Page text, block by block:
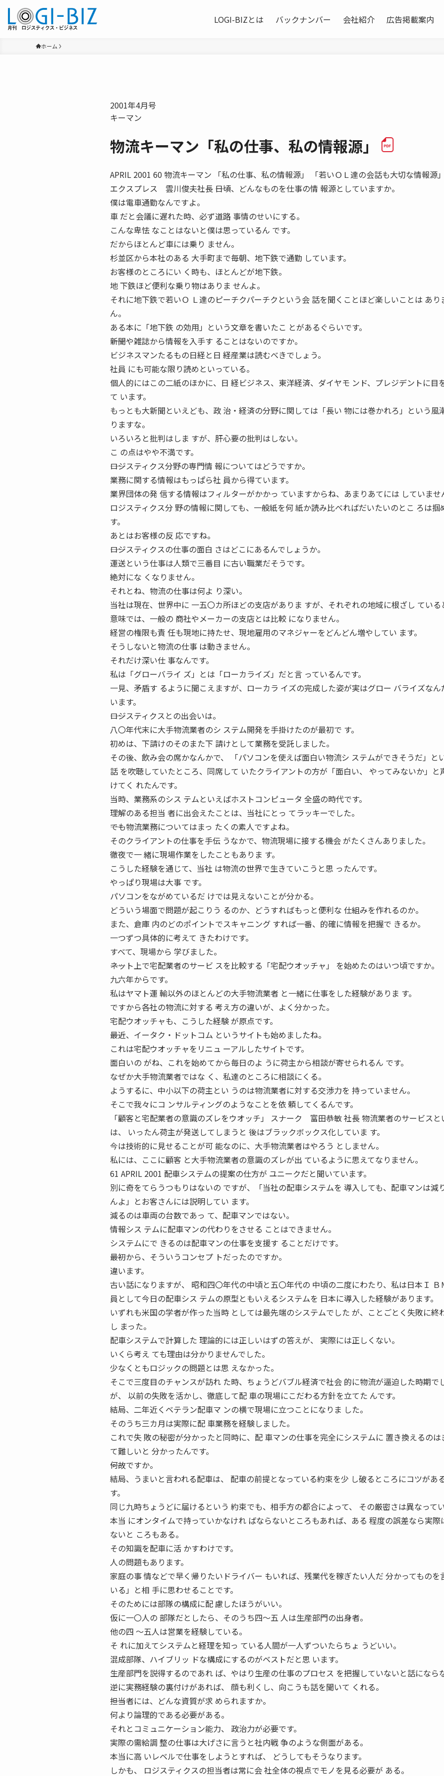
LOGI-BIZとは バックナンバー 会社紹介 広告掲載案内
ホーム
2001年4月号
キーマン
物流キーマン「私の仕事、私の情報源」
APRIL 2001 60 物流キーマン 「私の仕事、私の情報源」 「若いＯＬ達の会話も大切な情報源
エクスプレス 雲川俊夫社長 ――日頃、どんなものを仕事の情 報源としていますか。
僕は電車通勤なんですよ。
車 だと会議に遅れた時、必ず道路 事情のせいにする。
こんな卑怯 なことはないと僕は思っているん です。
だからほとんど車には乗り ません。
杉並区から本社のある 大手町まで毎朝、地下鉄で通勤 しています。
お客様のところにい く時も、ほとんどが地下鉄。
地 下鉄ほど便利な乗り物はありま せんよ。
それに地下鉄で若いＯ Ｌ達のピーチクパーチクという会 話を聞くことほど楽しいことは あり
ん。
ある本に「地下鉄 の効用」という文章を書いたこ とがあるぐらいです。
――新聞や雑誌から情報を入手す ることはないのですか。
ビジネスマンたるもの日経と日 経産業は読むべきでしょう。
社員 にも可能な限り読めといっている。
個人的にはこの二紙のほかに、日 経ビジネス、東洋経済、ダイヤモ ンド、プレジデントに目
て います。
もっとも大新聞といえども、政 治・経済の分野に関しては「長い 物には巻かれろ」という風
りますな。
いろいろと批判はしま すが、肝心要の批判はしない。
こ の点はやや不満です。
――ロジスティクス分野の専門情 報についてはどうですか。
業務に関する情報はもっぱら社 員から得ています。
業界団体の発 信する情報はフィルターがかかっ ていますからね、あまりあてには していませ
ロジスティクス分 野の情報に関しても、一般紙を何 紙か読み比べればだいたいのとこ ろは掴
す。
あとはお客様の反 応ですね。
――ロジスティクスの仕事の面白 さはどこにあるんでしょうか。
運送という仕事は人類で三番目 に古い職業だそうです。
絶対にな くなりません。
それとね、物流の仕事は何よ り深い。
当社は現在、世界中に 一五〇カ所ほどの支店がありま すが、それぞれの地域に根ざし ている
意味では、一般の 商社やメーカーの支店とは比較 になりません。
経営の権限も責 任も現地に持たせ、現地雇用のマネジャーをどんどん増やしてい ます。
そうしないと物流の仕事 は動きません。
それだけ深い仕 事なんです。
私は「グローバライ ズ」とは「ローカライズ」だと言 っているんです。
一見、矛盾す るように聞こえますが、ローカラ イズの完成した姿が実はグロー バライズなん
います。
――ロジスティクスとの出会いは。
八〇年代末に大手物流業者のシ ステム開発を手掛けたのが最初で す。
初めは、下請けのそのまた下 請けとして業務を受託しました。
その後、飲み会の席かなんかで、 「パソコンを使えば面白い物流シ ステムができそうだ」と
話 を吹聴していたところ、同席して いたクライアントの方が「面白い、 やってみないか」と
けてく れたんです。
当時、業務系のシス テムといえばホストコンピュータ 全盛の時代です。
理解のある担当 者に出会えたことは、当社にとっ てラッキーでした。
――でも物流業務についてはまっ たくの素人ですよね。
そのクライアントの仕事を手伝 うなかで、物流現場に接する機会 がたくさんありました。
徹夜で一 緒に現場作業をしたこともありま す。
こうした経験を通じて、当社 は物流の世界で生きていこうと思 ったんです。
やっぱり現場は大事 です。
パソコンをながめているだ けでは見えないことが分かる。
どういう場面で問題が起こりう るのか、どうすればもっと便利な 仕組みを作れるのか。
また、倉庫 内のどのポイントでスキャニング すれば一番、的確に情報を把握で きるか。
一つずつ具体的に考えて きたわけです。
すべて、現場から 学びました。
――ネット上で宅配業者のサービ スを比較する「宅配ウオッチャ」 を始めたのはいつ頃ですか。
九六年からです。
私はヤマト運 輸以外のほとんどの大手物流業者 と一緒に仕事をした経験がありま す。
ですから各社の物流に対する 考え方の違いが、よく分かった。
宅配ウオッチャも、こうした経験 が原点です。
――最近、イータク・ドットコム というサイトも始めましたね。
これは宅配ウオッチャをリニュ ーアルしたサイトです。
面白いの がね、これを始めてから毎日のよ うに荷主から相談が寄せられるん です。
なぜか大手物流業者ではな く、私達のところに相談にくる。
ようするに、中小以下の荷主とい うのは物流業者に対する交渉力を 持っていません。
そこで我々にコ ンサルティングのようなことを依 頼してくるんです。
「顧客と宅配業者の意識のズレをウオッチ」 スナーク 富田恭敏 社長 物流業者のサービスと
は、 いったん荷主が発送してしまうと 後はブラックボックス化していま す。
今は技術的に見せることが可 能なのに、大手物流業者はやろう としません。
私には、ここに顧客 と大手物流業者の意識のズレが出 ているように思えてなりません。
61 APRIL 2001 ――配車システムの提案の仕方が ユニークだと聞いています。
別に奇をてらうつもりはないの ですが、「当社の配車システムを 導入しても、配車マンは減
んよ」とお客さんには説明してい ます。
減るのは車両の台数であっ て、配車マンではない。
情報シス テムに配車マンの代わりをさせる ことはできません。
システムにで きるのは配車マンの仕事を支援す ることだけです。
――最初から、そういうコンセプ トだったのですか。
違います。
古い話になりますが、 昭和四〇年代の中頃と五〇年代の 中頃の二度にわたり、私は日本Ｉ Ｂ
員として今日の配車シス テムの原型ともいえるシステムを 日本に導入した経験があります。
いずれも米国の学者が作った当時 としては最先端のシステムでした が、ことごとく失敗に終
し まった。
配車システムで計算した 理論的には正しいはずの答えが、 実際には正しくない。
いくら考え ても理由は分かりませんでした。
少なくともロジックの問題とは思 えなかった。
そこで三度目のチャンスが訪れ た時、ちょうどバブル経済で社会 的に物流が逼迫した時期で
が、 以前の失敗を活かし、徹底して配 車の現場にこだわる方針を立てた んです。
結局、二年近くベテラン配車マ ンの横で現場に立つことになりま した。
そのうち三カ月は実際に配 車業務を経験しました。
これで失 敗の秘密が分かったと同時に、配 車マンの仕事を完全にシステムに 置き換えるのは
て難しいと 分かったんです。
――何故ですか。
結局、うまいと言われる配車は、 配車の前提となっている約束を少 し破るところにコツがあ
す。
同じ九時ちょうどに届けるという 約束でも、相手方の都合によって、 その厳密さは異なってい
本当 にオンタイムで持っていかなけれ ばならないところもあれば、ある 程度の誤差なら実際
ないと ころもある。
その知識を配車に活 かすわけです。
人の問題もあります。
家庭の事 情などで早く帰りたいドライバー もいれば、残業代を稼ぎたい人だ 分かってものを
いる」と相 手に思わせることです。
そのためには部隊の構成に配 慮したほうがいい。
仮に一〇人の 部隊だとしたら、そのうち四〜五 人は生産部門の出身者。
他の四 〜五人は営業を経験している。
そ れに加えてシステムと経理を知っ ている人間が一人ずついたらちょ うどいい。
混成部隊、ハイブリッ ドな構成にするのがベストだと思 います。
生産部門を説得するのであれ ば、やはり生産の仕事のプロセス を把握していないと話になら
逆に実務経験の裏付けがあれば、 顔も利くし、向こうも話を聞いて くれる。
――担当者には、どんな資質が求 められますか。
何より論理的である必要がある。
それとコミュニケーション能力、 政治力が必要です。
実際の需給調 整の仕事は大げさに言うと社内戦 争のような側面がある。
本当に高 いレベルで仕事をしようとすれば、 どうしてもそうなります。
しかも、 ロジスティクスの担当者は常に会 社全体の視点でモノを見る必要が ある。